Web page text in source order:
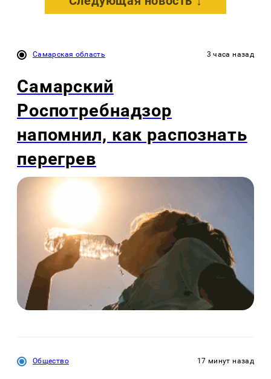
Самарская область 3 часа назад
Самарский
Роспотребнадзор
напомнил, как распознать
перегрев
Общество 17 минут назад